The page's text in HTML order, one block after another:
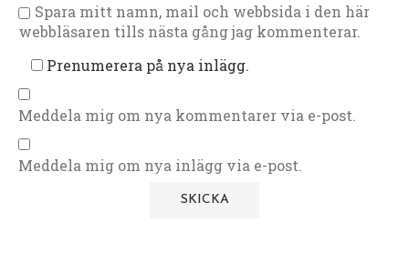
Spara mitt namn, mail och webbsida i den här
webbläsaren tills nästa gång jag kommenterar.
Prenumerera på nya inlägg.
Meddela mig om nya kommentarer via e-post.
Meddela mig om nya inlägg via e-post.